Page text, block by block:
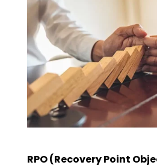
RPO (Recovery Point